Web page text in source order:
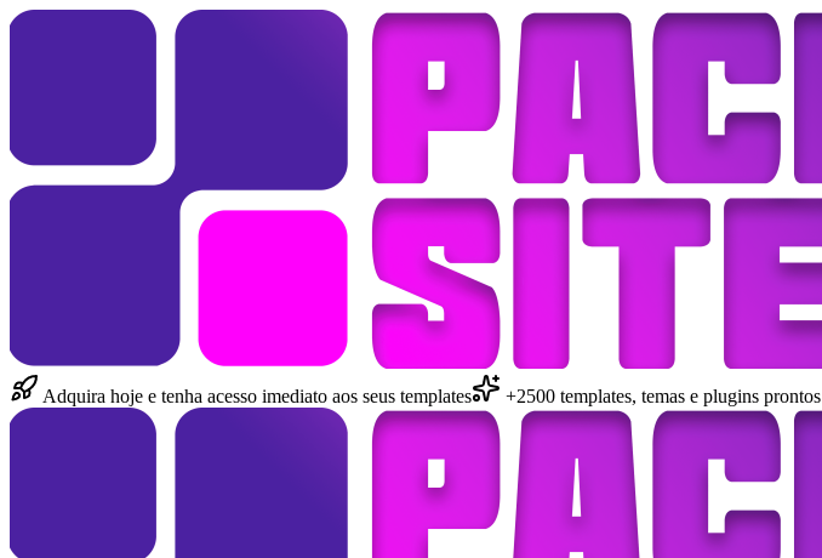
Adquira hoje e tenha acesso imediato aos seus templates +2500 templates, temas e plugins prontos